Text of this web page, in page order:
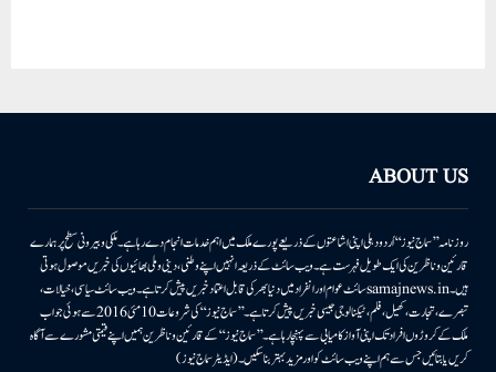
ABOUT US
روزنامہ ’’سماج نیوز‘‘ اُردو دہلی اپنی اشاعتوں کے ذریعے پورے ملک میں اہم خدمات انجام دے رہا ہے۔ ملکی وبیرونی سطح پر ہمارے
قارئین وناظرین کی ایک طویل فہرست ہے۔ ویب سائٹ کے ذریعہ انہیں اپنے وطنی، دینی وملی بھائیوں کی خبریں موصول ہوتی
ہیں۔samajnews.inسائٹ عوام اور انفراد میں دنیا بھر کی قابل اعتماد خبریں پیش کرتا ہے۔ ویب سائٹ سیاسی، خیالات،
تبصرے، تجارت، کھیل، فلم، ٹیکنالوجی جیسی خبریں پیش کرتا ہے۔ ’’سماج نیوز‘‘ کی شروعات 10مئی 2016 سے ہوئی جو اب
ملک کے کروڑوں افراد تک اپنی آواز کامیابی سے پہنچا رہا ہے۔ ’’سماج نیوز‘‘ کے قارئین وناظرین ہمیں اپنے قیمتی مشورے سے آگاہ
کریں یا بتائیں جس سے ہم اپنے ویب سائٹ کو اور مزید بہتر بناسکیں۔ (ایڈیٹر سماج نیوز)